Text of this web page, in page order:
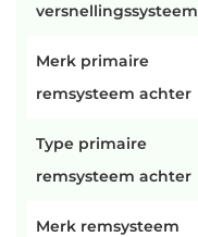
versnellingssysteem
Merk primaire
remsysteem achter
Type primaire
remsysteem achter
Merk remsysteem